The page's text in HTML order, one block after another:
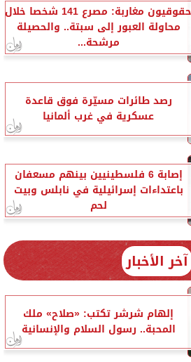
حقوقيون مغاربة: مصرع 141 شخصا خلال
محاولة العبور إلى سبتة.. والحصيلة
مرشحة...
رصد طائرات مسيّرة فوق قاعدة
عسكرية في غرب ألمانيا
إصابة 6 فلسطينيين بينهم مسعفان
باعتداءات إسرائيلية في نابلس وبيت
لحم
آخر الأخبار
إلهام شرشر تكتب: «صلاح» ملك
المحبة.. رسول السلام والإنسانية